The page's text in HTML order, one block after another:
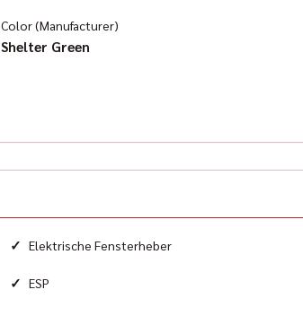
Color (Manufacturer)
Shelter Green
✓ Elektrische Fensterheber
✓ ESP